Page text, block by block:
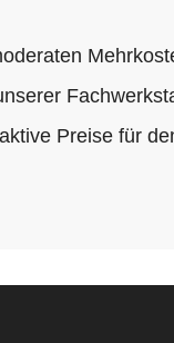
Preise für